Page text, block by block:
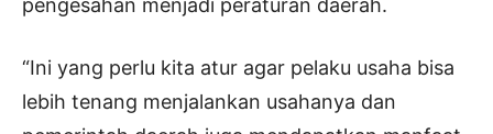
pengesahan menjadi peraturan daerah.
“Ini yang perlu kita atur agar pelaku usaha bisa
lebih tenang menjalankan usahanya dan